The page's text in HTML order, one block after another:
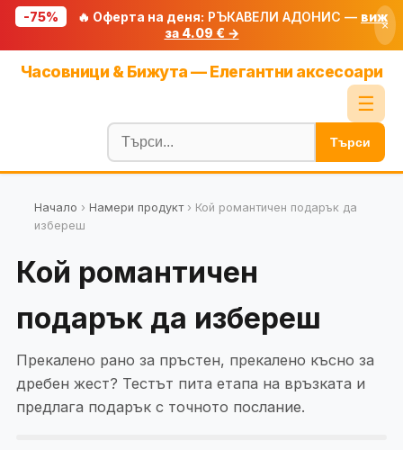
-75% 🔥 Оферта на деня: РЪКАВЕЛИ АДОНИС — виж
за 4.09 € →
×
Часовници & Бижута — Елегантни аксесоари
☰
Блог
🧮 Калкулатори
🔍 Намери продукт
Търси
Начало › Намери продукт› Кой романтичен подарък да
избереш
Кой романтичен
подарък да избереш
Прекалено рано за пръстен, прекалено късно за
дребен жест? Тестът пита етапа на връзката и
предлага подарък с точното послание.